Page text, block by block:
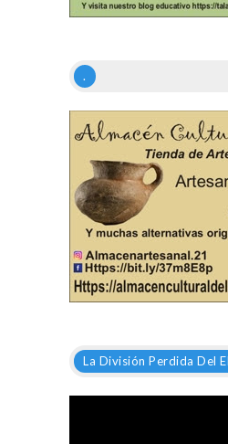
.
La División Perdida Del